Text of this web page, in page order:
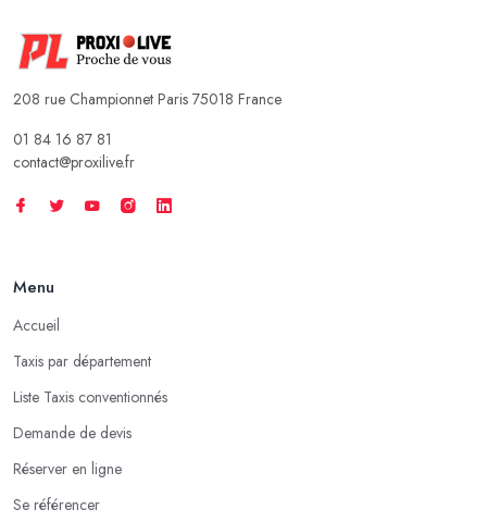
208 rue Championnet Paris 75018 France
01 84 16 87 81
contact@proxilive.fr
Menu
Accueil
Taxis par département
Liste Taxis conventionnés
Demande de devis
Réserver en ligne
Se référencer